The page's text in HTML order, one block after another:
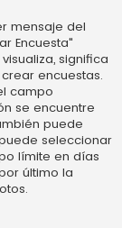
mensaje del
Encuesta"
significa
encuestas.
campo
se encuentre
puede
seleccionar
límite en días
último la